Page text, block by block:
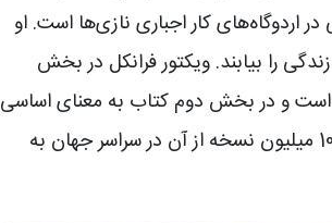
کار اجباری نازی‌ها است. او
را بیابند. ویکتور فرانکل در بخش
است و در بخش دوم کتاب به معنای اساسی
لوگوتراپی پرداخته است. از زمان انتشار این کتاب در سال 1947، بیش از 10 میلیون نسخه از آن در سراسر جهان به